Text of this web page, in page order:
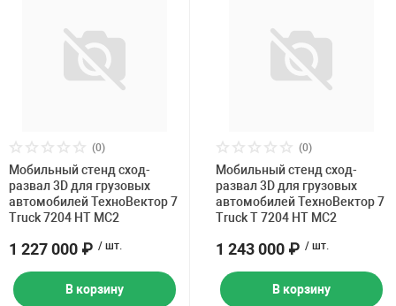
(0)
Мобильный стенд сход-
развал 3D для грузовых
автомобилей ТехноВектор 7
Truck 7204 HT MC2
1 227 000 ₽ / шт.
В корзину
(0)
Мобильный стенд сход-
развал 3D для грузовых
автомобилей ТехноВектор 7
Truck T 7204 HT MC2
1 243 000 ₽ / шт.
В корзину